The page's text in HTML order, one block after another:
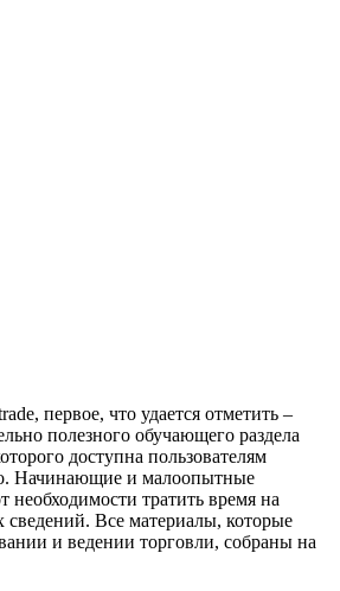
первое, что удается отметить –
полезного обучающего раздела
доступна пользователям
Начинающие и малоопытные
необходимости тратить время на
Все материалы, которые
и ведении торговли, собраны на